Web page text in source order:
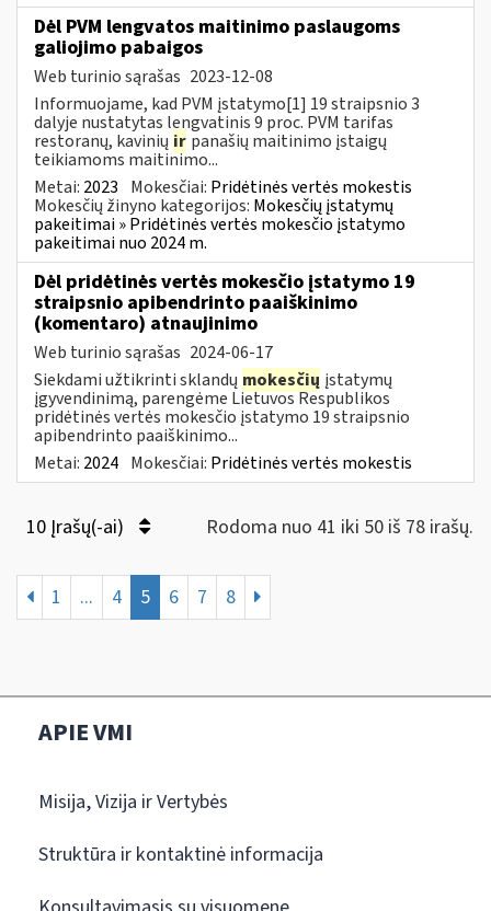
Dėl PVM lengvatos maitinimo paslaugoms
galiojimo pabaigos
Web turinio sąrašas 2023-12-08
Informuojame, kad PVM įstatymo[1] 19 straipsnio 3
dalyje nustatytas lengvatinis 9 proc. PVM tarifas
restoranų, kavinių ir panašių maitinimo įstaigų
teikiamoms maitinimo...
Metai: 2023 Mokesčiai: Pridėtinės vertės mokestis
Mokesčių žinyno kategorijos: Mokesčių įstatymų
pakeitimai » Pridėtinės vertės mokesčio įstatymo
pakeitimai nuo 2024 m.
Dėl pridėtinės vertės mokesčio įstatymo 19
straipsnio apibendrinto paaiškinimo
(komentaro) atnaujinimo
Web turinio sąrašas 2024-06-17
Siekdami užtikrinti sklandų mokesčių įstatymų
įgyvendinimą, parengėme Lietuvos Respublikos
pridėtinės vertės mokesčio įstatymo 19 straipsnio
apibendrinto paaiškinimo...
Metai: 2024 Mokesčiai: Pridėtinės vertės mokestis
10 Įrašų(-ai) Rodoma nuo 41 iki 50 iš 78 irašų.
1 ... 4 5 6 7 8
APIE VMI
Misija, Vizija ir Vertybės
Struktūra ir kontaktinė informacija